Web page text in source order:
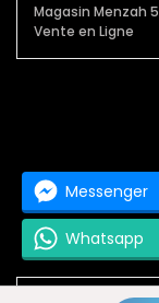
Magasin Menzah 5
Vente en Ligne
Messenger
Whatsapp